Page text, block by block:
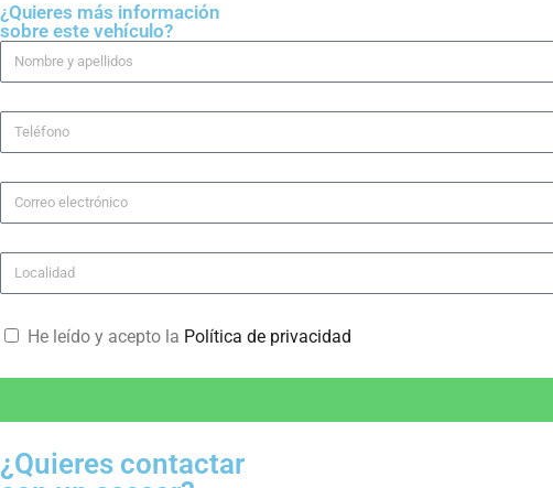
¿Quieres más información
sobre este vehículo?
He leído y acepto la Política de privacidad
¿Quieres contactar